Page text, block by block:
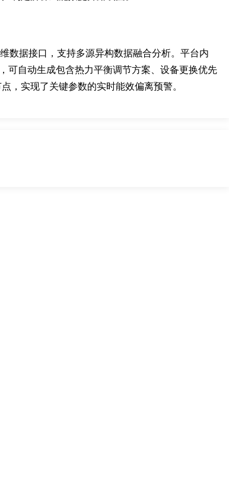
数据接口，支持多源异构数据融合分析。平台内
可自动生成包含热力平衡调节方案、设备更换优先
，实现了关键参数的实时能效偏离预警。